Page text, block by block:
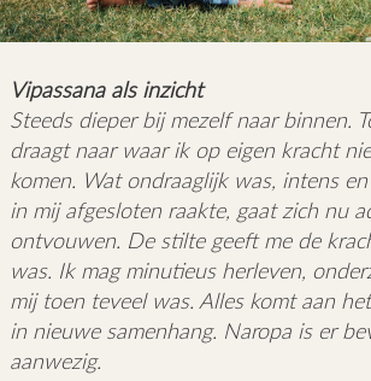
Vipassana als inzicht
Steeds dieper bij mezelf naar binnen.
draagt naar waar ik op eigen kracht
komen. Wat ondraaglijk was, intens
in mij afgesloten raakte, gaat zich nu
ontvouwen. De stilte geeft me de
was. Ik mag minutieus herleven,
mij toen teveel was. Alles komt aan
in nieuwe samenhang. Naropa is er
aanwezig.